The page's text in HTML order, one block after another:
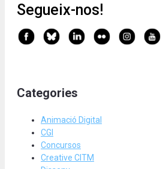
Segueix-nos!
Categories
Animació Digital
CGI
Concursos
Creative CITM